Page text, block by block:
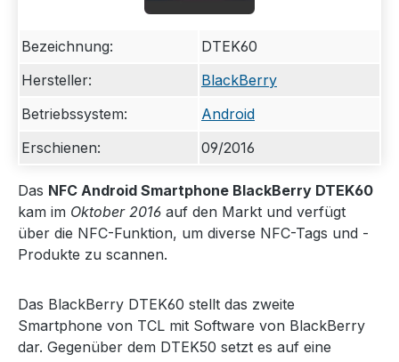
Bezeichnung:
DTEK60
Hersteller:
BlackBerry
Betriebssystem:
Android
Erschienen:
09/2016
Das NFC Android Smartphone BlackBerry DTEK60
kam im Oktober 2016 auf den Markt und verfügt
über die NFC-Funktion, um diverse NFC-Tags und -
Produkte zu scannen.
Das BlackBerry DTEK60 stellt das zweite
Smartphone von TCL mit Software von BlackBerry
dar. Gegenüber dem DTEK50 setzt es auf eine